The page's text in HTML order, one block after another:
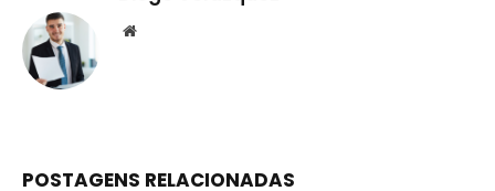
Website
POSTAGENS RELACIONADAS